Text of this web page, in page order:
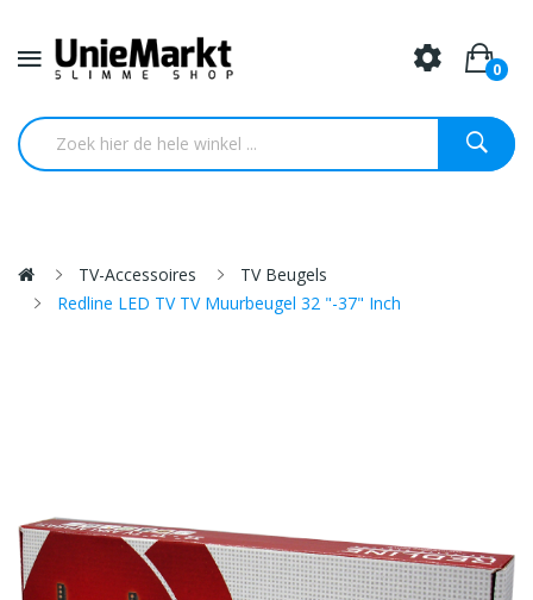
0
TV-Accessoires
TV Beugels
Redline LED TV TV Muurbeugel 32 "-37" Inch